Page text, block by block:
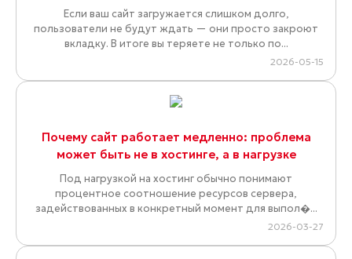
Если ваш сайт загружается слишком долго,
пользователи не будут ждать — они просто закроют
вкладку. В итоге вы теряете не только по...
2026-05-15
Почему сайт работает медленно: проблема
может быть не в хостинге, а в нагрузке
Под нагрузкой на хостинг обычно понимают
процентное соотношение ресурсов сервера,
задействованных в конкретный момент для выпол�...
2026-03-27